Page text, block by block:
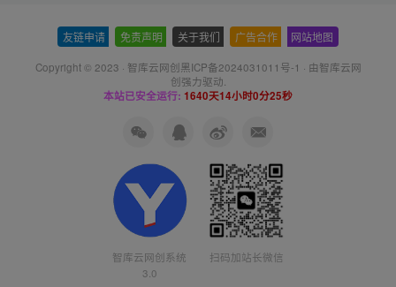
友链申请 免责声明 关于我们 广告合作 网站地图
Copyright © 2023 · 智库云网创黑ICP备2024031011号-1 · 由智库云网
创强力驱动.
本站已安全运行: 1640天14小时0分26秒
智库云网创系统
3.0
扫码加站长微信